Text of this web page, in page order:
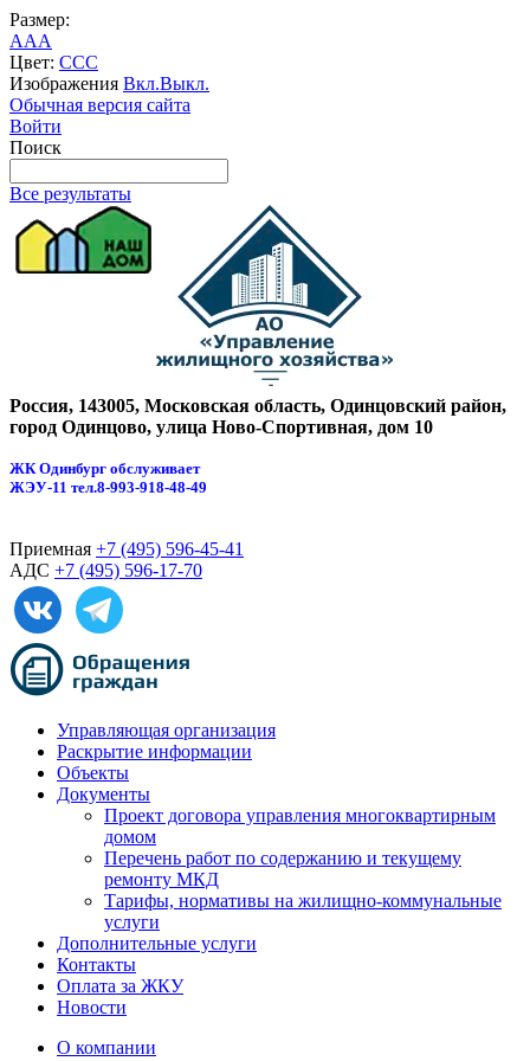
Размер:
AAA
Цвет: CCC
Изображения Вкл.Выкл.
Обычная версия сайта
Войти
Поиск
Все результаты
Россия, 143005, Московская область, Одинцовский район,
город Одинцово, улица Ново-Спортивная, дом 10
ЖК Одинбург обслуживает
ЖЭУ-11 тел.8-993-918-48-49
Приемная +7 (495) 596-45-41
АДС +7 (495) 596-17-70
Управляющая организация
Раскрытие информации
Объекты
Документы
Проект договора управления многоквартирным
домом
Перечень работ по содержанию и текущему
ремонту МКД
Тарифы, нормативы на жилищно-коммунальные
услуги
Дополнительные услуги
Контакты
Оплата за ЖКУ
Новости
О компании